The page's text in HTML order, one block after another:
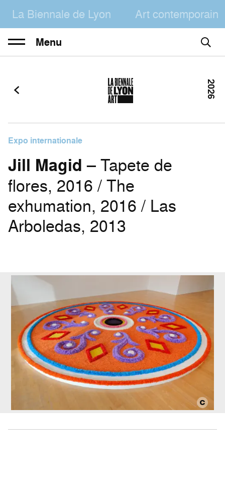
La Biennale de Lyon Art contemporain
Menu
Expo internationale
Jill Magid – Tapete de
flores, 2016 / The
exhumation, 2016 / Las
Arboledas, 2013
2026